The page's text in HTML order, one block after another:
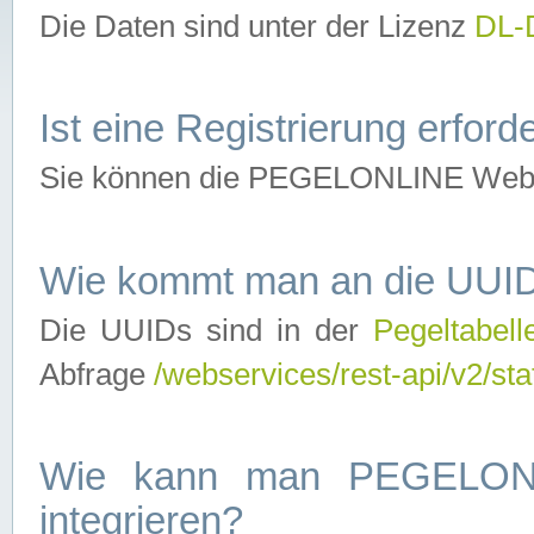
Die Daten sind unter der Lizenz
Ist eine Registrierung
Sie können die PEGELONLINE
Wie kommt man an die
Die UUIDs sind in der
Abfrage /webservices/rest-api/v2/
Wie kann man
integrieren?